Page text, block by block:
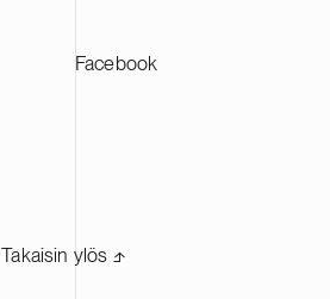
Facebook
Takaisin ylös ⬏